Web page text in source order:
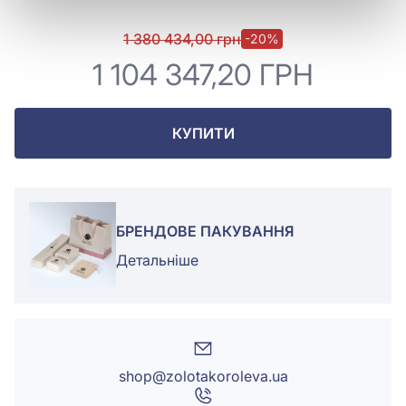
1 380 434,00 грн -20%
1 104 347,20 ГРН
КУПИТИ
БРЕНДОВЕ ПАКУВАННЯ
Детальніше
shop@zolotakoroleva.ua